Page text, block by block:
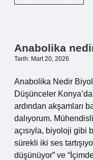
nedir
Anabolika
Tarih: Mart 20, 2026
Anabolika Nedir
Düşünceler
ardından akşamları
dalıyorum.
açısıyla, biyoloji gibi
sürekli iki ses
düşünüyor” ve